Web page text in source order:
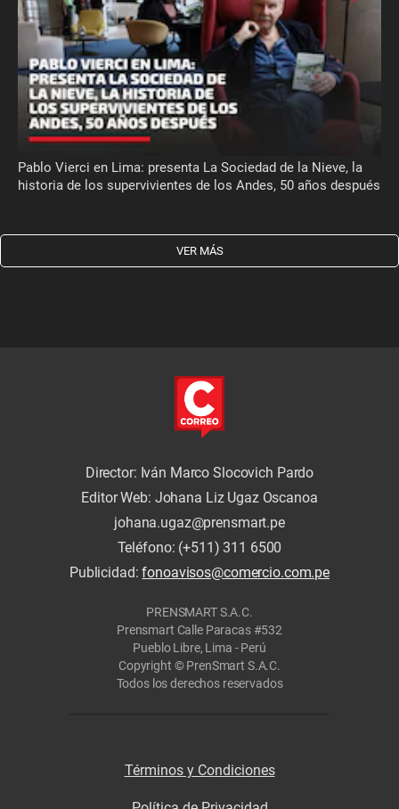
Pablo Vierci en Lima: presenta La Sociedad de la Nieve, la
historia de los supervivientes de los Andes, 50 años después
VER MÁS
Director: Iván Marco Slocovich Pardo
Editor Web: Johana Liz Ugaz Oscanoa
johana.ugaz@prensmart.pe
Teléfono: (+511) 311 6500
Publicidad:fonoavisos@comercio.com.pe
PRENSMART S.A.C.
Prensmart Calle Paracas #532
Pueblo Libre, Lima - Perú
Copyright © PrenSmart S.A.C.
Todos los derechos reservados
Términos y Condiciones